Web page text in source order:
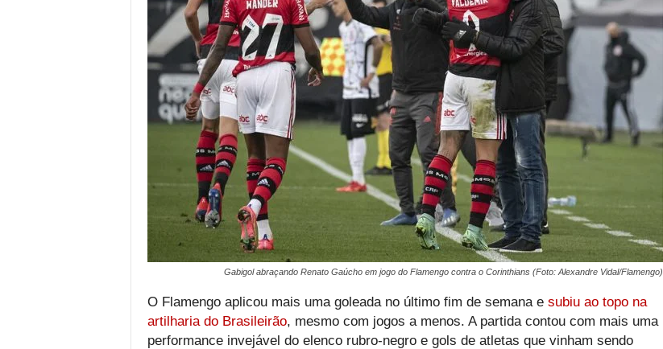
Gabigol abraçando Renato Gaúcho em jogo do Flamengo contra o Corinthians (Foto: Alexandre Vidal/Flamengo)
O Flamengo aplicou mais uma goleada no último fim de semana e subiu ao topo na
artilharia do Brasileirão, mesmo com jogos a menos. A partida contou com mais uma
performance invejável do elenco rubro-negro e gols de atletas que vinham sendo